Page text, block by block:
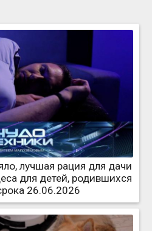
лучшая рация для дачи
для детей, родившихся
26.06.2026